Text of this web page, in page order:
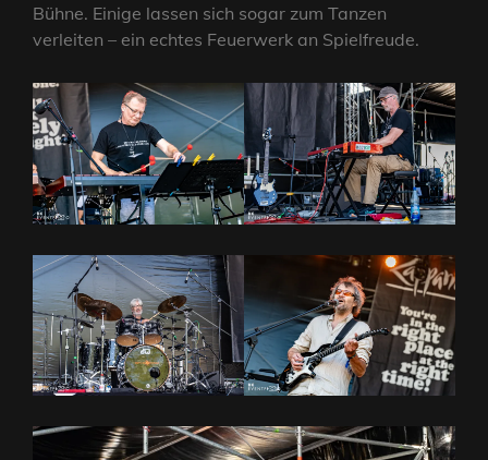
Bühne. Einige lassen sich sogar zum Tanzen
verleiten – ein echtes Feuerwerk an Spielfreude.